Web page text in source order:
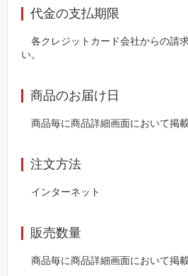
代金の支払期限
各クレジットカード会社からの請
い。
商品のお届け日
商品毎に商品詳細画面において掲
注文方法
インターネット
販売数量
商品毎に商品詳細画面において掲